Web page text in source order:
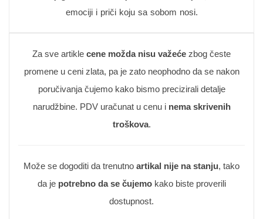
emociji i priči koju sa sobom nosi.
Za sve artikle cene možda nisu važeće zbog česte
promene u ceni zlata, pa je zato neophodno da se nakon
poručivanja čujemo kako bismo precizirali detalje
narudžbine. PDV uračunat u cenu i nema skrivenih
troškova.
Može se dogoditi da trenutno artikal nije na stanju, tako
da je potrebno da se čujemokako biste proverili
dostupnost.